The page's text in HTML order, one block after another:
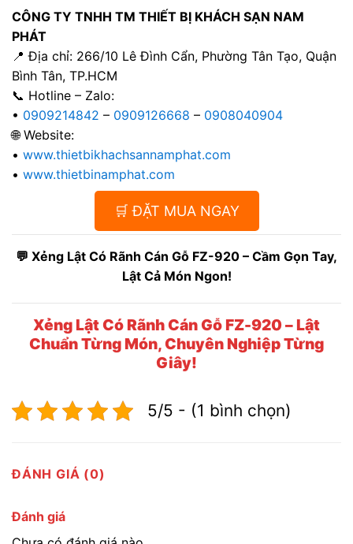
CÔNG TY TNHH TM THIẾT BỊ KHÁCH SẠN NAM
PHÁT
📍 Địa chỉ: 266/10 Lê Đình Cẩn, Phường Tân Tạo, Quận
Bình Tân, TP.HCM
📞 Hotline – Zalo:
• 0909214842 – 0909126668 – 0908040904
🌐 Website:
• www.thietbikhachsannamphat.com
• www.thietbinamphat.com
🛒 ĐẶT MUA NGAY
💬 Xẻng Lật Có Rãnh Cán Gỗ FZ-920 – Cầm Gọn Tay,
Lật Cả Món Ngon!
Xẻng Lật Có Rãnh Cán Gỗ FZ-920 – Lật
Chuẩn Từng Món, Chuyên Nghiệp Từng
Giây!
5/5 - (1 bình chọn)
ĐÁNH GIÁ (0)
Đánh giá